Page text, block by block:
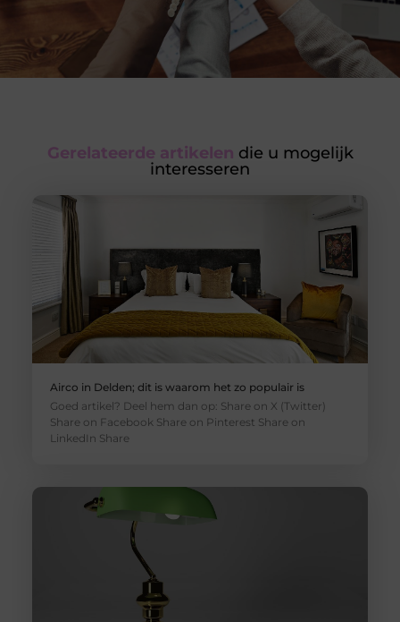
Gerelateerde artikelen die u mogelijk
interesseren
Airco in Delden; dit is waarom het zo populair is
Goed artikel? Deel hem dan op: Share on X (Twitter)
Share on Facebook Share on Pinterest Share on
LinkedIn Share